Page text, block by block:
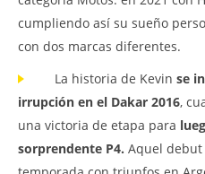
cumpliendo así su sueño
con dos marcas diferentes.
La historia de Kevin se
irrupción en el Dakar 2016,
una victoria de etapa para
sorprendente P4. Aquel